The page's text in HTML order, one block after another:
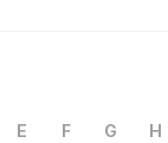
E F G H